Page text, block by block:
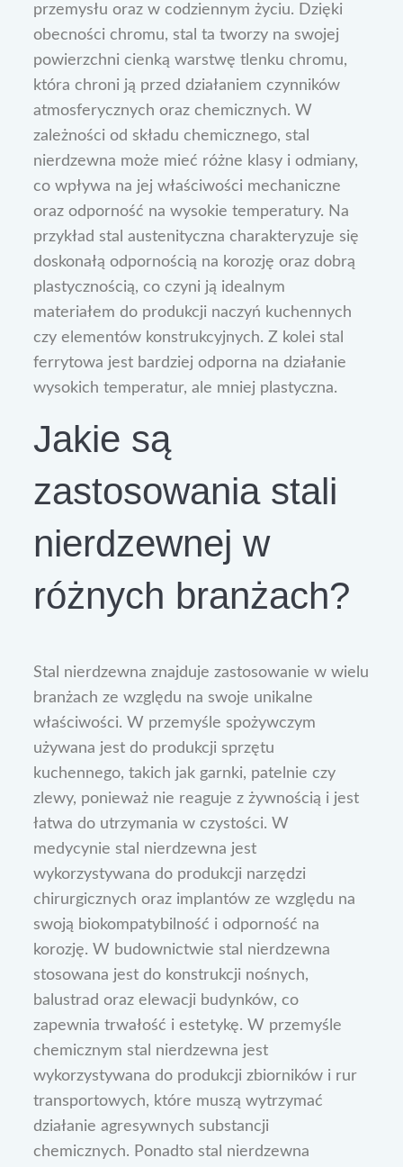
przemysłu oraz w codziennym życiu. Dzięki
obecności chromu, stal ta tworzy na swojej
powierzchni cienką warstwę tlenku chromu,
która chroni ją przed działaniem czynników
atmosferycznych oraz chemicznych. W
zależności od składu chemicznego, stal
nierdzewna może mieć różne klasy i odmiany,
co wpływa na jej właściwości mechaniczne
oraz odporność na wysokie temperatury. Na
przykład stal austenityczna charakteryzuje się
doskonałą odpornością na korozję oraz dobrą
plastycznością, co czyni ją idealnym
materiałem do produkcji naczyń kuchennych
czy elementów konstrukcyjnych. Z kolei stal
ferrytowa jest bardziej odporna na działanie
wysokich temperatur, ale mniej plastyczna.
Jakie są
zastosowania stali
nierdzewnej w
różnych branżach?
Stal nierdzewna znajduje zastosowanie w wielu
branżach ze względu na swoje unikalne
właściwości. W przemyśle spożywczym
używana jest do produkcji sprzętu
kuchennego, takich jak garnki, patelnie czy
zlewy, ponieważ nie reaguje z żywnością i jest
łatwa do utrzymania w czystości. W
medycynie stal nierdzewna jest
wykorzystywana do produkcji narzędzi
chirurgicznych oraz implantów ze względu na
swoją biokompatybilność i odporność na
korozję. W budownictwie stal nierdzewna
stosowana jest do konstrukcji nośnych,
balustrad oraz elewacji budynków, co
zapewnia trwałość i estetykę. W przemyśle
chemicznym stal nierdzewna jest
wykorzystywana do produkcji zbiorników i rur
transportowych, które muszą wytrzymać
działanie agresywnych substancji
chemicznych. Ponadto stal nierdzewna